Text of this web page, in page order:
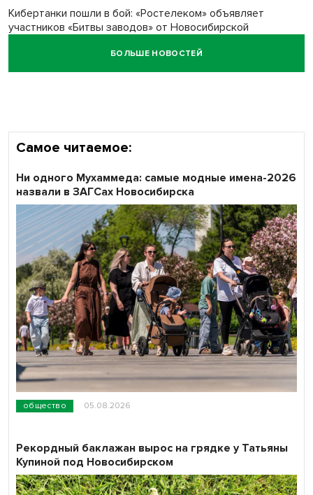
Кибертанки пошли в бой: «Ростелеком» объявляет
участников «Битвы заводов» от Новосибирской
БОЛЬШЕ НОВОСТЕЙ
Самое читаемое:
общество 05.08.2026
Ни одного Мухаммеда: самые модные имена-2026
назвали в ЗАГСах Новосибирска
Рекордный баклажан вырос на грядке у Татьяны
Купиной под Новосибирском